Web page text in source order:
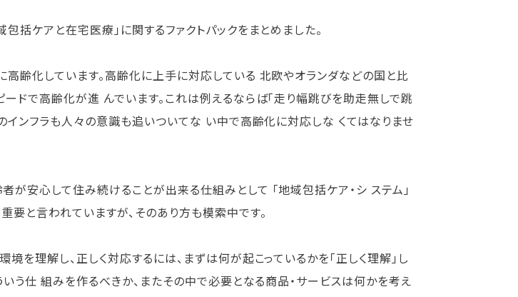
包括ケアと在宅医療」に関するファクトパックをまとめました。
齢化しています。高齢化に上手に対応している 北欧やオランダなどの国と比
ドで高齢化が進 んでいます。これは例えるならば「走り幅跳びを助走無しで跳
インフラも人々の意識も追いついてな い中で高齢化に対応しな くてはなりませ
安心して住み続けることが出来る仕組みとして 「地域包括ケア・シ ステム」
要と言われていますが、そのあり方も模索中です。
境を理解し、正しく対応するには、まずは何が起こっているかを「正しく理解」し
いう仕 組みを作るべきか、またその中で必要となる商品・サービスは何かを考え